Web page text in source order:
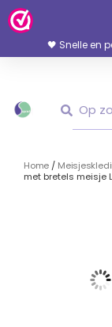
Ga
Naar
Inhoud
🖤 Snelle en
Home /
met bretels meisje